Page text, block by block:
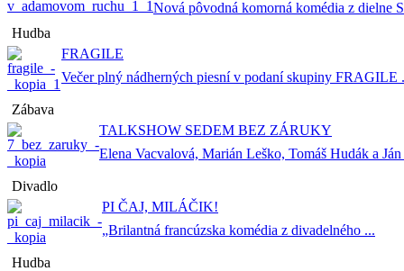
Nová pôvodná komorná komédia z dielne
Hudba
FRAGILE
Večer plný nádherných piesní v podaní skupiny FRAGILE
Zábava
TALKSHOW SEDEM BEZ ZÁRUKY
Elena Vacvalová, Marián Leško, Tomáš Hudák a Ján
Divadlo
PI ČAJ, MILÁČIK!
„Brilantná francúzska komédia z divadelného ...
Hudba